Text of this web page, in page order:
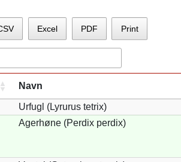
Excel PDF Print
Navn
Urfugl (Lyrurus tetrix)
Agerhøne (Perdix perdix)